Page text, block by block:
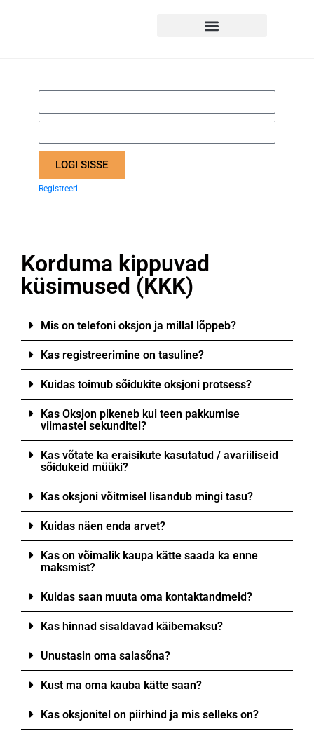
LOGI SISSE
Registreeri
Korduma kippuvad
küsimused (KKK)
Mis on telefoni oksjon ja millal lõppeb?
Kas registreerimine on tasuline?
Kuidas toimub sõidukite oksjoni protsess?
Kas Oksjon pikeneb kui teen pakkumise
viimastel sekunditel?
Kas võtate ka eraisikute kasutatud / avariiliseid
sõidukeid müüki?
Kas oksjoni võitmisel lisandub mingi tasu?
Kuidas näen enda arvet?
Kas on võimalik kaupa kätte saada ka enne
maksmist?
Kuidas saan muuta oma kontaktandmeid?
Kas hinnad sisaldavad käibemaksu?
Unustasin oma salasõna?
Kust ma oma kauba kätte saan?
Kas oksjonitel on piirhind ja mis selleks on?